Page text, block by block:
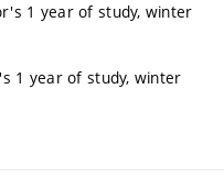
1 year of study, winter
1 year of study, winter